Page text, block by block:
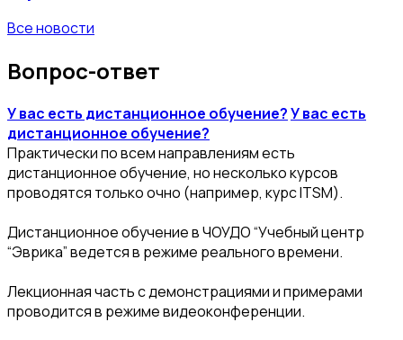
Все новости
Вопрос-ответ
У вас есть дистанционное обучение?У вас есть
дистанционное обучение?
Практически по всем направлениям есть
дистанционное обучение, но несколько курсов
проводятся только очно (например, курс ITSM).
Дистанционное обучение в ЧОУДО “Учебный центр
“Эврика” ведется в режиме реального времени.
Лекционная часть с демонстрациями и примерами
проводится в режиме видеоконференции.